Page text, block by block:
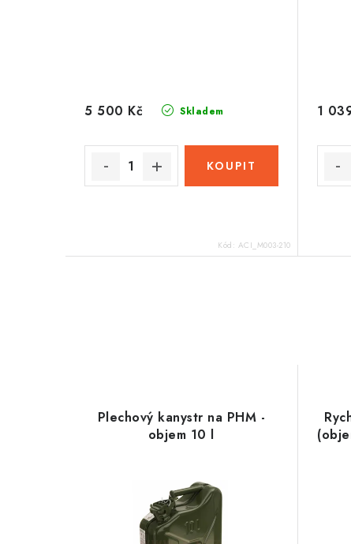
Skladem
5 500 Kč
Kód: ACI_M003-210
1
Plechový kanystr na PHM -
objem 10 l